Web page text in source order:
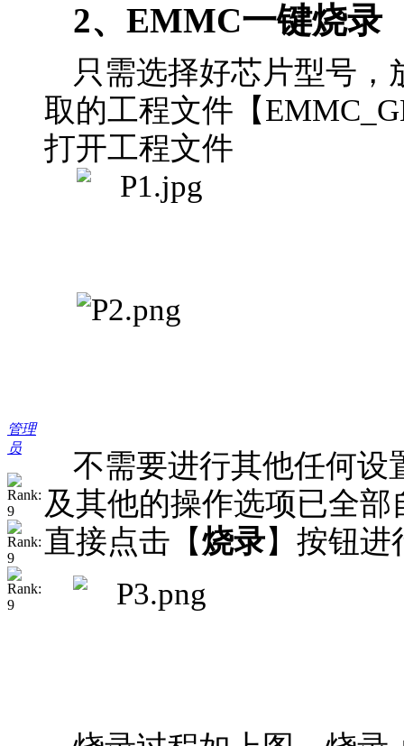
管理
员
2、EMMC一键烧录
只需选择好芯片型号，
取的工程文件【
打开工程文件
不需要进行其他任何设
及其他的操作选项已全部
直接点击【烧录】按钮进